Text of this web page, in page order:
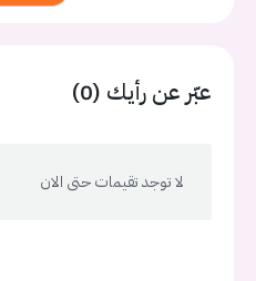
عبّر عن رأيك (0)
لا توجد تقيمات حتى الان